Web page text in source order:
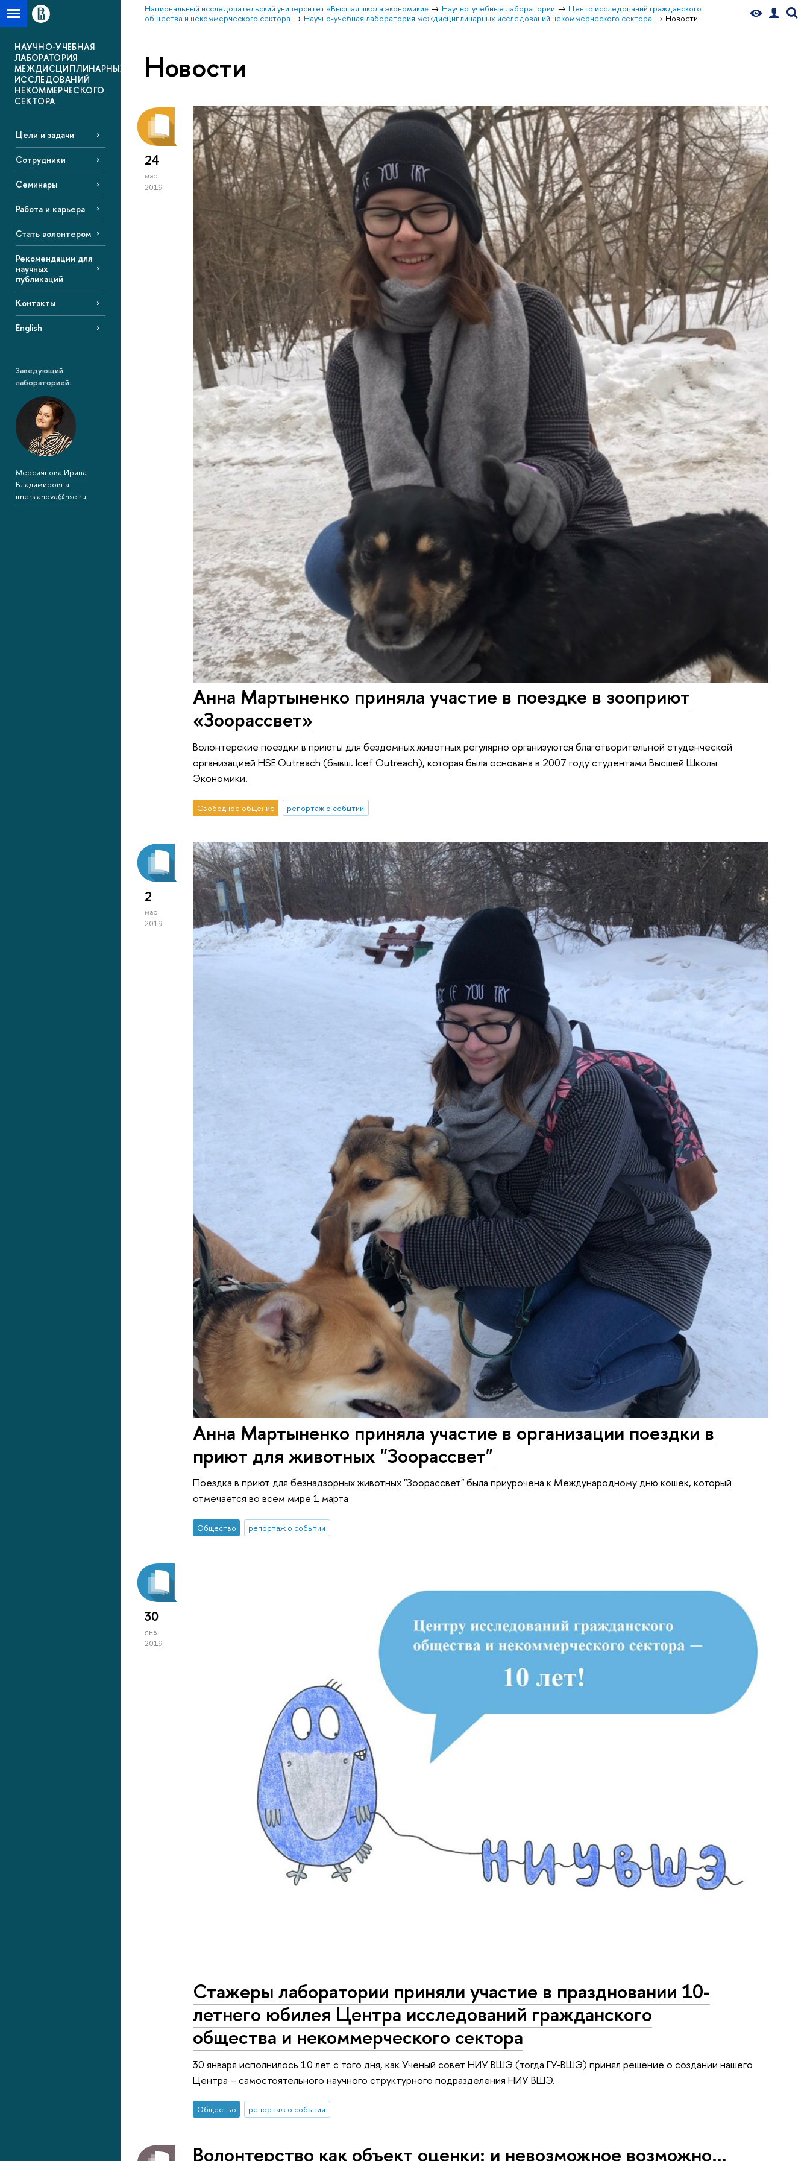
Национальный исследовательский университет «Высшая школа экономики» Научно-учебные лаборатории
Центр исследований гражданского
общества и некоммерческого сектора
Научно-учебная лаборатория междисциплинарных исследований некоммерческого сектора Новости
НАУЧНО-УЧЕБНАЯ
ЛАБОРАТОРИЯ
МЕЖДИСЦИПЛИНАРНЫХ
ИССЛЕДОВАНИЙ
НЕКОММЕРЧЕСКОГО
СЕКТОРА
Цели и задачи
Сотрудники
Семинары
Работа и карьера
Стать волонтером
Рекомендации для
научных
публикаций
Контакты
English
Заведующий
лабораторией:
Мерсиянова Ирина
Владимировна
imersianova@hse.ru
Новости
24
мар
2019
Анна Мартыненко приняла участие в поездке в зооприют
«Зоорассвет»
Волонтерские поездки в приюты для бездомных животных регулярно организуются благотворительной студенческой
организацией HSE Outreach (бывш. Icef Outreach), которая была основана в 2007 году студентами Высшей Школы
Экономики.
Свободное общение репортаж о событии
2
мар
2019
Анна Мартыненко приняла участие в организации поездки в
приют для животных "Зоорассвет"
Поездка в приют для безнадзорных животных "Зоорассвет" была приурочена к Международному дню кошек, который
отмечается во всем мире 1 марта
Общество репортаж о событии
30
янв
2019
Стажеры лаборатории приняли участие в праздновании 10-
летнего юбилея Центра исследований гражданского
общества и некоммерческого сектора
30 января исполнилось 10 лет с того дня, как Ученый совет НИУ ВШЭ (тогда ГУ-ВШЭ) принял решение о создании нашего
Центра – самостоятельного научного структурного подразделения НИУ ВШЭ.
Общество репортаж о событии
Волонтерство как объект оценки: и невозможное возможно…